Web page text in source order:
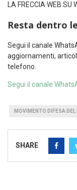
LA FRECCIA WEB SU
Resta dentro
Segui il canale
aggiornamenti,
telefono.
Segui il canale
MOVIMENTO DIFESA
SHARE